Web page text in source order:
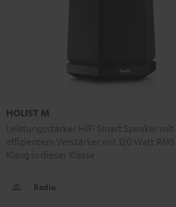
HOLIST M
Leistungsstarker HiFi Smart Speaker
effizientem Verstärker mit 120 Watt
Klang in dieser Klasse
Radio